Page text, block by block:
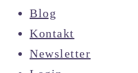
Blog
Kontakt
Newsletter